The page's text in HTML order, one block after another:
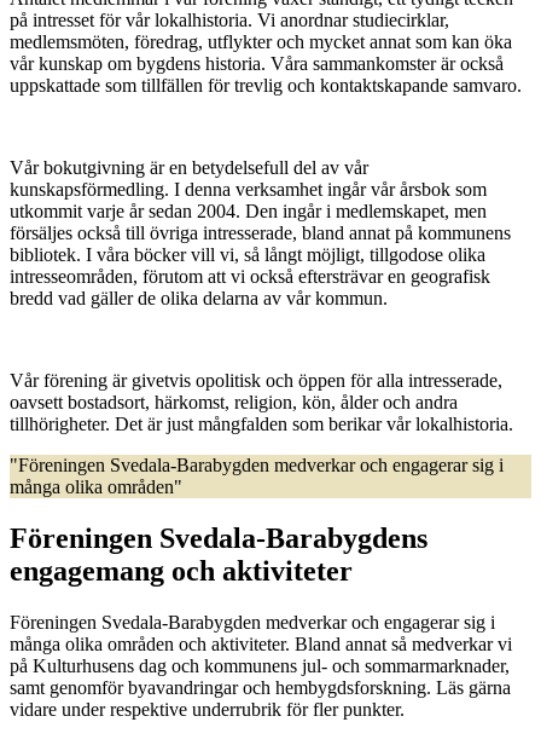
på intresset för vår lokalhistoria. Vi anordnar studiecirklar,
medlemsmöten, föredrag, utflykter och mycket annat som kan öka
vår kunskap om bygdens historia. Våra sammankomster är också
uppskattade som tillfällen för trevlig och kontaktskapande samvaro.
Vår bokutgivning är en betydelsefull del av vår
kunskapsförmedling. I denna verksamhet ingår vår årsbok som
utkommit varje år sedan 2004. Den ingår i medlemskapet, men
försäljes också till övriga intresserade, bland annat på kommunens
bibliotek. I våra böcker vill vi, så långt möjligt, tillgodose olika
intresseområden, förutom att vi också eftersträvar en geografisk
bredd vad gäller de olika delarna av vår kommun.
Vår förening är givetvis opolitisk och öppen för alla intresserade,
oavsett bostadsort, härkomst, religion, kön, ålder och andra
tillhörigheter. Det är just mångfalden som berikar vår lokalhistoria.
"Föreningen Svedala-Barabygden medverkar och engagerar sig i
många olika områden"
Föreningen Svedala-Barabygdens
engagemang och aktiviteter
Föreningen Svedala-Barabygden medverkar och engagerar sig i
många olika områden och aktiviteter. Bland annat så medverkar vi
på Kulturhusens dag och kommunens jul- och sommarmarknader,
samt genomför byavandringar och hembygdsforskning. Läs gärna
vidare under respektive underrubrik för fler punkter.